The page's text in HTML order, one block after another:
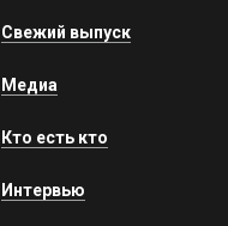
Свежий выпуск
Медиа
Кто есть кто
Интервью